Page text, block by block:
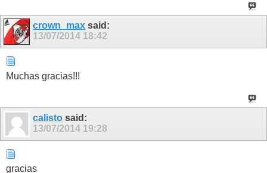
crown_max said:
13/07/2014 18:42
Muchas gracias!!!
calisto said:
13/07/2014 19:28
gracias